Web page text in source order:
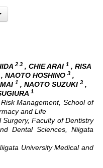
2 3 , CHIE ARAI 1 , RISA
, NAOTO HOSHINO 3 ,
1 , NAOTO SUZUKI 3 ,
1
Management, School of
and Life
Faculty of Dentistry
Dental Sciences, Niigata
University Medical and